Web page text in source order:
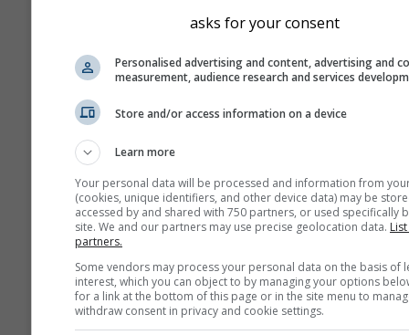
Това е пример за отлични
Битервасер (Намибия) –
Такива условия никога няма
открият подобни модели,
по-ниски височини.
температурата (lapse
измерва в келвини на
височинна разлика.
asks for your consent
Personalised advertising and content, advertising and
measurement, audience research and services
Store and/or access information on a device
Learn more
Your personal data will be processed and information from
(cookies, unique identifiers, and other device data) may be
accessed by and shared with 750 partners, or used specifically
site. We and our partners may use precise geolocation data.
partners.
Some vendors may process your personal data on the basis of
interest, which you can object to by managing your options
for a link at the bottom of this page or in the site menu to
withdraw consent in privacy and cookie settings.